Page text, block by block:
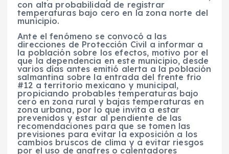
con alta probabilidad de registrar
temperaturas bajo cero en la zona norte del
municipio.
Ante el fenómeno se convocó a las
direcciones de Protección Civil a informar a
la población sobre los efectos, motivo por el
que la dependencia en este municipio, desde
varios días antes emitió alerta a la población
salmantina sobre la entrada del frente frio
#12 a territorio mexicano y municipal,
propiciando probables temperaturas bajo
cero en zona rural y bajas temperaturas en
zona urbana, por lo que invita a estar
prevenidos y estar al pendiente de las
recomendaciones para que se tomen las
previsiones para evitar la exposición a los
cambios bruscos de clima y a evitar riesgos
por el uso de anafres o calentadores